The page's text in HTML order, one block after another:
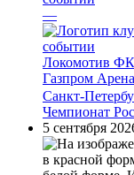
—
Локомотив ФК
Газпром Арена
Санкт-
Чемпионат
5 сентября